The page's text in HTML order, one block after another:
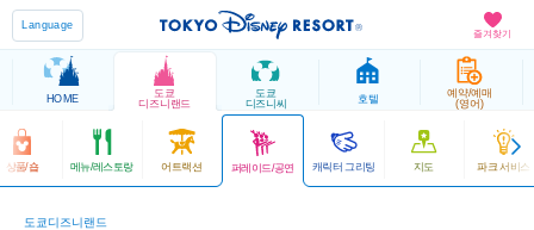
즐겨찾기
Language
HOME
도쿄
디즈니랜드
도쿄
디즈니씨
호텔
예약/예매
(영어)
상품/숍 메뉴/레스토랑 어트랙션 퍼레이드/공연 캐릭터 그리팅 지도 파크 서비스
도쿄디즈니랜드